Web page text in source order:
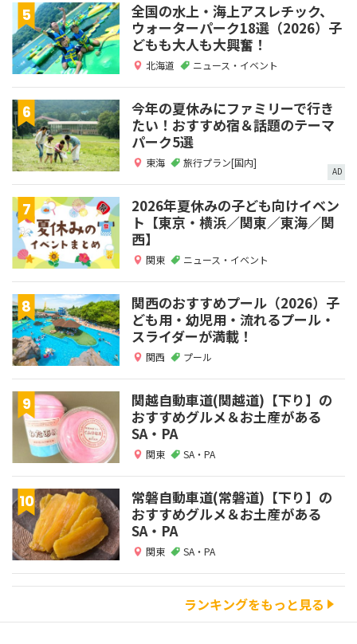
全国の水上・海上アスレチック、
ウォーターパーク18選（2026）子
どもも大人も大興奮！
北海道 ニュース・イベント
今年の夏休みにファミリーで行き
たい！おすすめ宿＆話題のテーマ
パーク5選
東海 旅行プラン[国内]
AD
2026年夏休みの子ども向けイベン
ト【東京・横浜／関東／東海／関
西】
関東 ニュース・イベント
関西のおすすめプール（2026）子
ども用・幼児用・流れるプール・
スライダーが満載！
関西 プール
関越自動車道(関越道)【下り】の
おすすめグルメ＆お土産がある
SA・PA
関東 SA・PA
常磐自動車道(常磐道)【下り】の
おすすめグルメ＆お土産がある
SA・PA
関東 SA・PA
ランキングをもっと見る